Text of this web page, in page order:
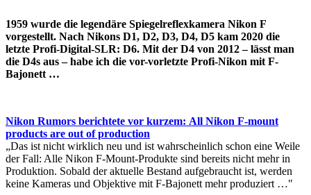
1959 wurde die legendäre Spiegelreflexkamera Nikon F
vorgestellt. Nach Nikons D1, D2, D3, D4, D5 kam 2020 die
letzte Profi-Digital-SLR: D6. Mit der D4 von 2012 – lässt man
die D4s aus – habe ich die vor-vorletzte Profi-Nikon mit F-
Bajonett …
Nikon Rumors berichtete vor kurzem: All Nikon F-mount
products are out of production
„Das ist nicht wirklich neu und ist wahrscheinlich schon eine Weile
der Fall: Alle Nikon F-Mount-Produkte sind bereits nicht mehr in
Produktion. Sobald der aktuelle Bestand aufgebraucht ist, werden
keine Kameras und Objektive mit F-Bajonett mehr produziert …"